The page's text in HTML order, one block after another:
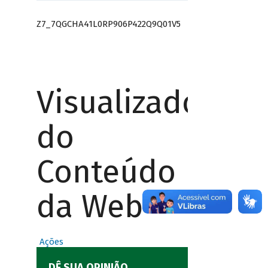
Z7_7QGCHA41L0RP906P422Q9Q01V5
Visualizador
do
Conteúdo
da Web
Ações